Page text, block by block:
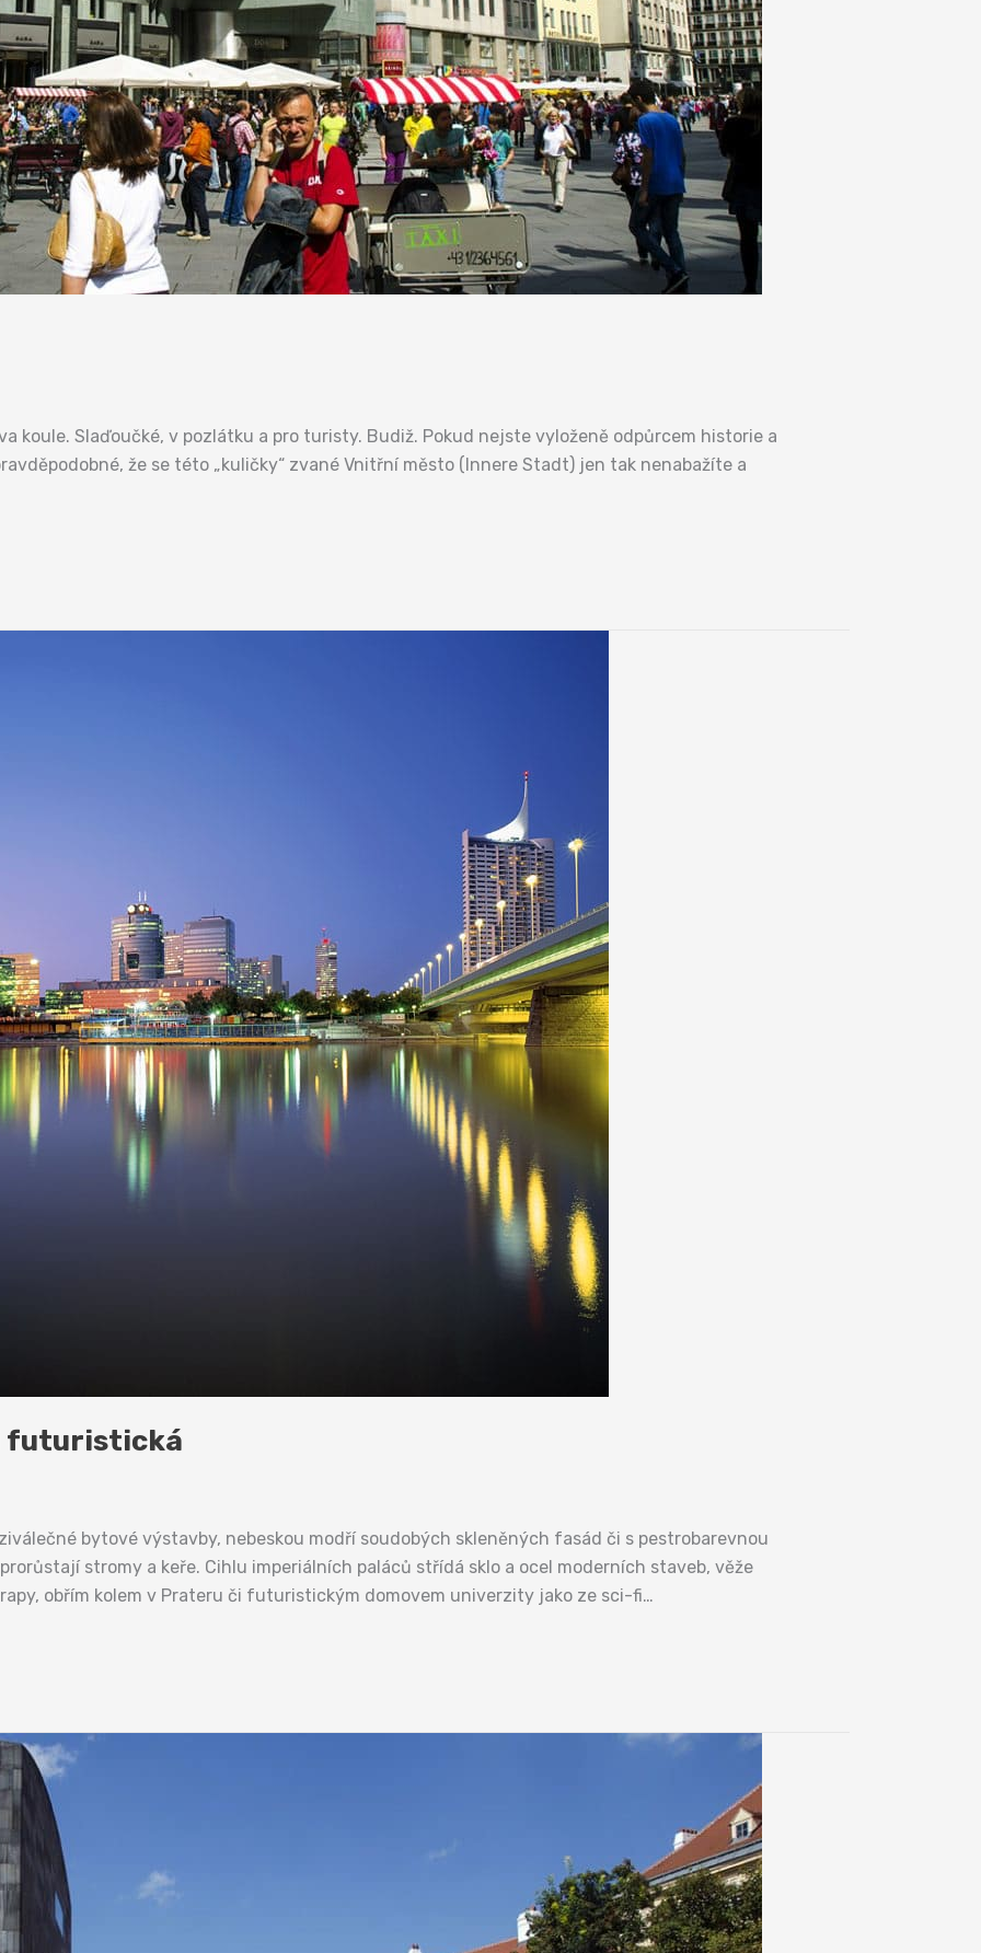
koule. Slaďoučké, v pozlátku a pro turisty. Budiž. Pokud nejste vyloženě odpůrcem historie a
že se této „kuličky“ zvané Vnitřní město (Innere Stadt) jen tak nenabažíte a
futuristická
bytové výstavby, nebeskou modří soudobých skleněných fasád či s pestrobarevnou
stromy a keře. Cihlu imperiálních paláců střídá sklo a ocel moderních staveb, věže
obřím kolem v Prateru či futuristickým domovem univerzity jako ze sci-fi…